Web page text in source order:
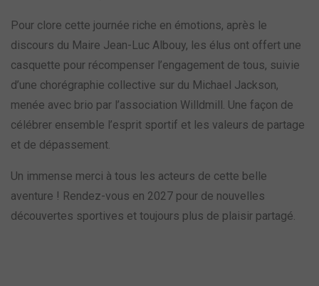
Pour clore cette journée riche en émotions, après le
discours du Maire Jean-Luc Albouy, les élus ont offert une
casquette pour récompenser l’engagement de tous, suivie
d’une chorégraphie collective sur du Michael Jackson,
menée avec brio par l’association Willdmill. Une façon de
célébrer ensemble l’esprit sportif et les valeurs de partage
et de dépassement.
Un immense merci à tous les acteurs de cette belle
aventure ! Rendez-vous en 2027 pour de nouvelles
découvertes sportives et toujours plus de plaisir partagé.